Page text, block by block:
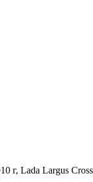
г, Lada Largus Cross